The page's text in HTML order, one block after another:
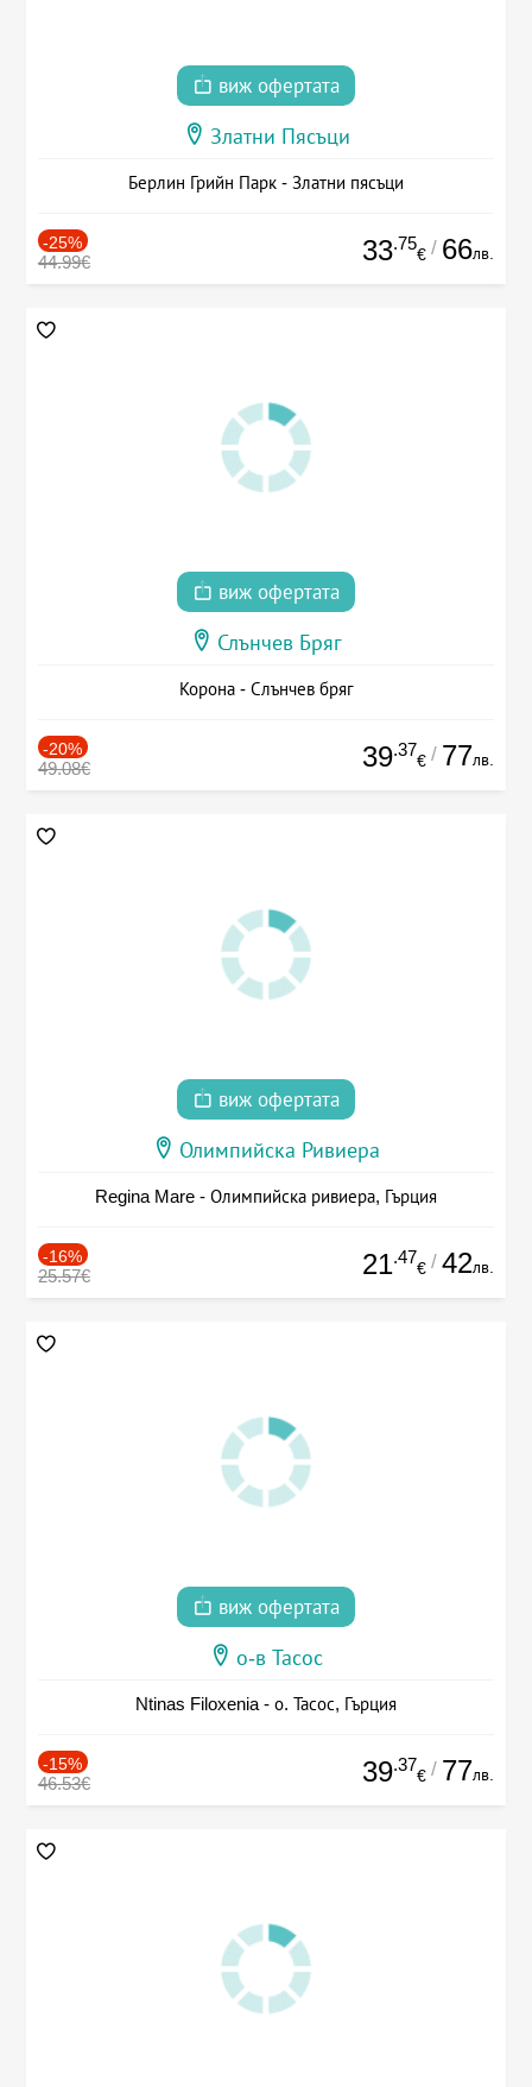
виж офертата
Златни Пясъци
Берлин Грийн Парк - Златни пясъци
-25%
44.99€ 33.75
€ / 66лв.
виж офертата
Слънчев Бряг
Корона - Слънчев бряг
-20%
49.08€ 39.37
€ / 77лв.
виж офертата
Олимпийска Ривиера
Regina Mare - Олимпийска ривиера, Гърция
-16%
25.57€ 21.47
€ / 42лв.
виж офертата
о-в Тасос
Ntinas Filoxenia - о. Тасос, Гърция
-15%
46.53€ 39.37
€ / 77лв.